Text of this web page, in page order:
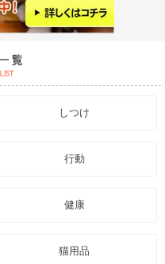
しつけ
行動
健康
猫用品